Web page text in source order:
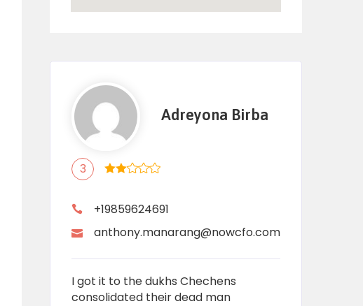
Adreyona Birba
3
+19859624691
anthony.manarang@nowcfo.com
I got it to the dukhs Chechens
consolidated their dead man